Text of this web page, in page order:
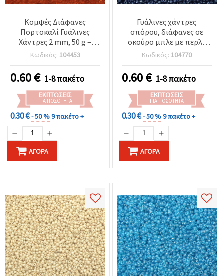
Κομψές Διάφανες
Πορτοκαλί Γυάλινες
Χάντρες 2 mm, 50 g –
ιδανικές για κοσμήματα,
σκουλαρίκια & κολιέ
Κωδικός: 104453
0.60€ 1-8 πακέτο
ΕΚΠΤΏΣΕΙΣ
ΓΙΑ ΠΟΣΌΤΗΤΑ
0.30 €- 50 %9 πακέτο +
ΑΓΟΡΆ
Γυάλινες χάντρες
σπόρου, διάφανες σε
σκούρο μπλε με περλέ
φινίρισμα, 3 mm, 50 γρ.
Κωδικός: 104770
0.60€ 1-8 πακέτο
ΕΚΠΤΏΣΕΙΣ
ΓΙΑ ΠΟΣΌΤΗΤΑ
0.30 €- 50 %9 πακέτο +
ΑΓΟΡΆ